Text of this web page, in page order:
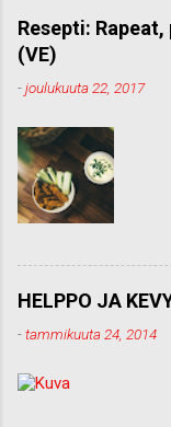
m
e
n
t
Resepti:
(VE)
-joulukuuta 22, 2017
HELPPO JA
-tammikuuta 24, 2014